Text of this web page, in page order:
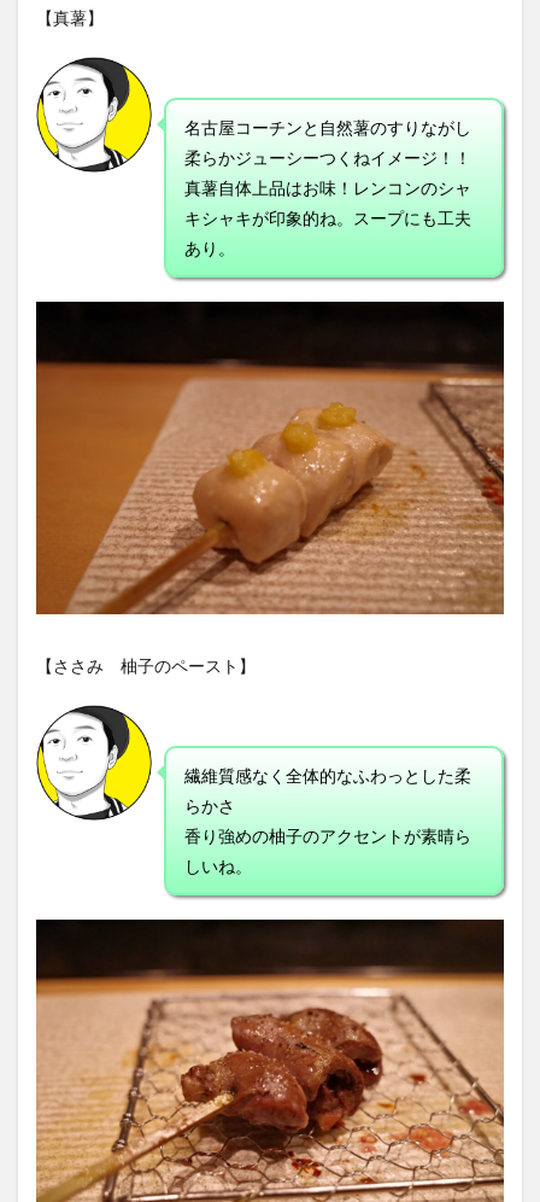
【真薯】
名古屋コーチンと自然薯のすりながし
柔らかジューシーつくねイメージ！！
真薯自体上品はお味！レンコンのシャ
キシャキが印象的ね。スープにも工夫
あり。
【ささみ 柚子のペースト】
繊維質感なく全体的なふわっとした柔
らかさ
香り強めの柚子のアクセントが素晴ら
しいね。